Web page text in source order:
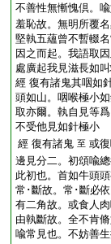
不善性無慚愧倶。
羞恥故。無明所覆
堅執五蘊曾不暫輟
因之而起。我語取
處廣起我見滋長如
經 復有諸鬼其咽如
頭如山。咽喉極小
取亦爾。執自見等
不受他見如針極小
經 復有諸鬼 至 或
邊見分二。初頌喩
此初也。首如牛頭
常･斷故。常･斷必
有二角故。或食人
由執斷故。全不肯
喩常見也。不妨善